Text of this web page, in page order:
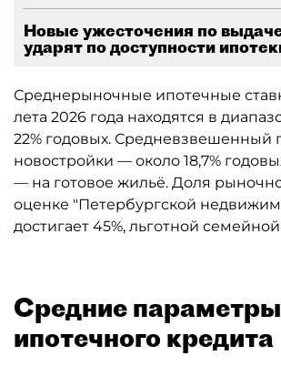
Новые ужесточения по
ударят по доступности
Среднерыночные ипотечные
лета 2026 года находятся в
22% годовых. Средневзвешенный
новостройки — около 18,7%
— на готовое жильё. Доля
оценке "Петербургской
достигает 45%, льготной
Средние параметры
ипотечного кредита